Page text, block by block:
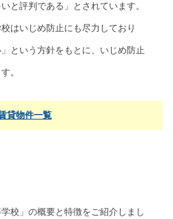
と評判である」とされています。
はいじめ防止にも尽力しており
という方針をもとに、いじめ防止
。
貸物件一覧
校」の概要と特徴をご紹介しまし